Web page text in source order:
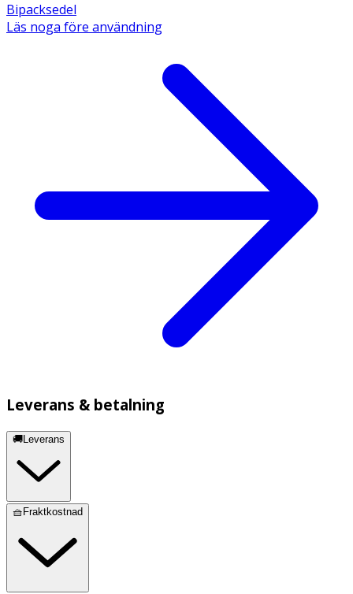
Bipacksedel
Läs noga före användning
Leverans & betalning
🚚Leverans
🧺Fraktkostnad